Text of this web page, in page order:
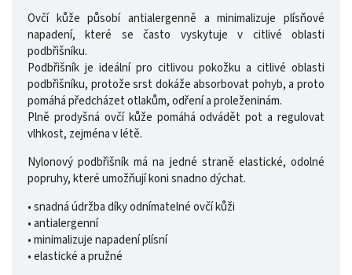
Ovčí kůže působí antialergenně a minimalizuje plísňové
napadení, které se často vyskytuje v citlivé oblasti
podbřišníku.
Podbřišník je ideální pro citlivou pokožku a citlivé oblasti
podbřišníku, protože srst dokáže absorbovat pohyb, a proto
pomáhá předcházet otlakům, odření a proleženinám.
Plně prodyšná ovčí kůže pomáhá odvádět pot a regulovat
vlhkost, zejména v létě.
Nylonový podbřišník má na jedné straně elastické, odolné
popruhy, které umožňují koni snadno dýchat.
• snadná údržba díky odnímatelné ovčí kůži
• antialergenní
• minimalizuje napadení plísní
• elastické a pružné